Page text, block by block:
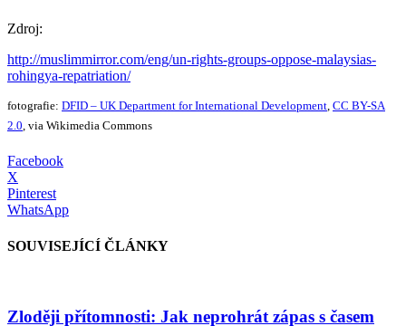
Zdroj:
http://muslimmirror.com/eng/un-rights-groups-oppose-malaysias-
rohingya-repatriation/
fotografie: DFID – UK Department for International Development CC BY-SA
2.0, via Wikimedia Commons
Facebook
X
Pinterest
WhatsApp
SOUVISEJÍCÍ ČLÁNKY
Zloději přítomnosti: Jak neprohrát zápas s časem